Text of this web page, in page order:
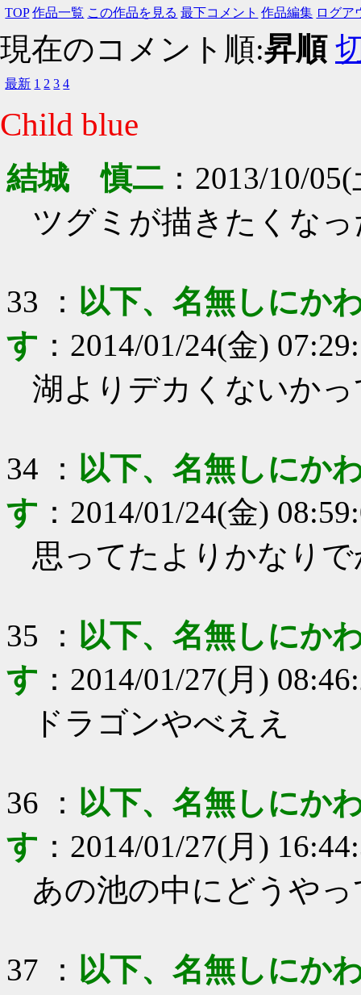
TOP 作品一覧 この作品を見る 最下コメント 作品編集 ログア
現在のコメント順:昇順
最新 1 2 3 4
Child blue
結城 慎二 ： 2013/10/
ツグミが描きたくな
33 ： 以下、名無しにか
す ： 2014/01/24(金)
湖よりデカくないか
34 ： 以下、名無しにか
す ： 2014/01/24(金)
思ってたよりかなり
35 ： 以下、名無しにか
す ： 2014/01/27(月)
ドラゴンやべええ
36 ： 以下、名無しにか
す ： 2014/01/27(月)
あの池の中にどうや
37 ： 以下、名無しにか